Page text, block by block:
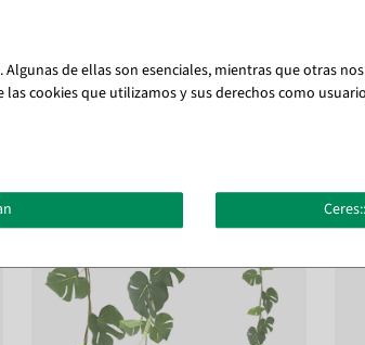
de ellas son esenciales, mientras que otras
las cookies que utilizamos y sus derechos como